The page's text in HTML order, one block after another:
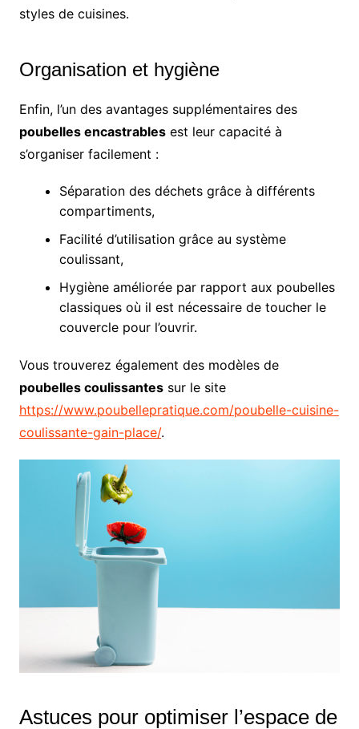
styles de cuisines.
Organisation et hygiène
Enfin, l’un des avantages supplémentaires des
poubelles encastrablesest leur capacité à
s’organiser facilement :
Séparation des déchets grâce à différents
compartiments,
Facilité d’utilisation grâce au système
coulissant,
Hygiène améliorée par rapport aux poubelles
classiques où il est nécessaire de toucher le
couvercle pour l’ouvrir.
Vous trouverez également des modèles de
poubelles coulissantessur le site
https://www.poubellepratique.com/poubelle-cuisine-
coulissante-gain-place/.
Astuces pour optimiser l’espace de